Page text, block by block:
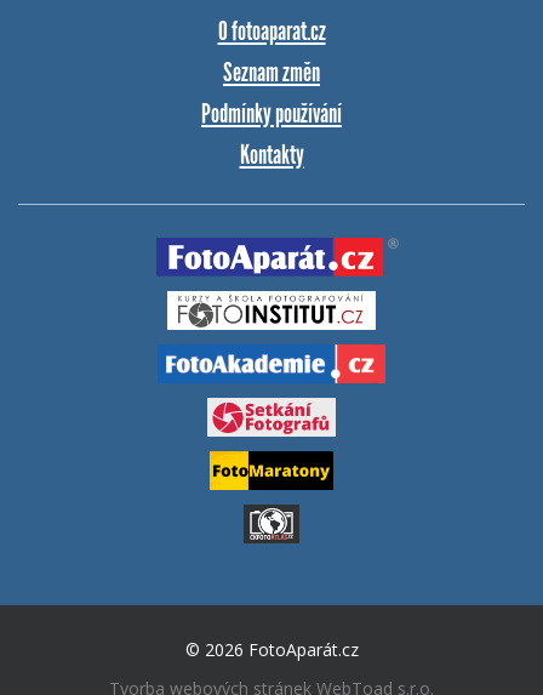
O fotoaparat.cz
Seznam změn
Podmínky používání
Kontakty
© 2026 FotoAparát.cz
Tvorba webových stránek WebToad s.r.o.